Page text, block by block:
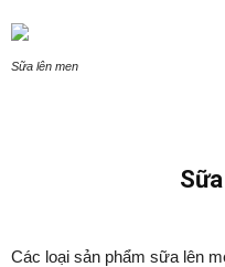
Sữa lên men
Các loại sản phẩm sữa lên